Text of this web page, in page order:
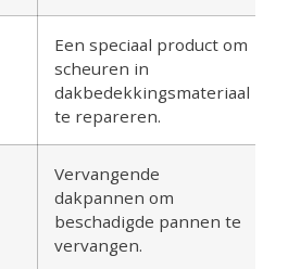
Een speciaal product om
scheuren in
dakbedekkingsmateriaal
te repareren.
Vervangende
dakpannen om
beschadigde pannen te
vervangen.